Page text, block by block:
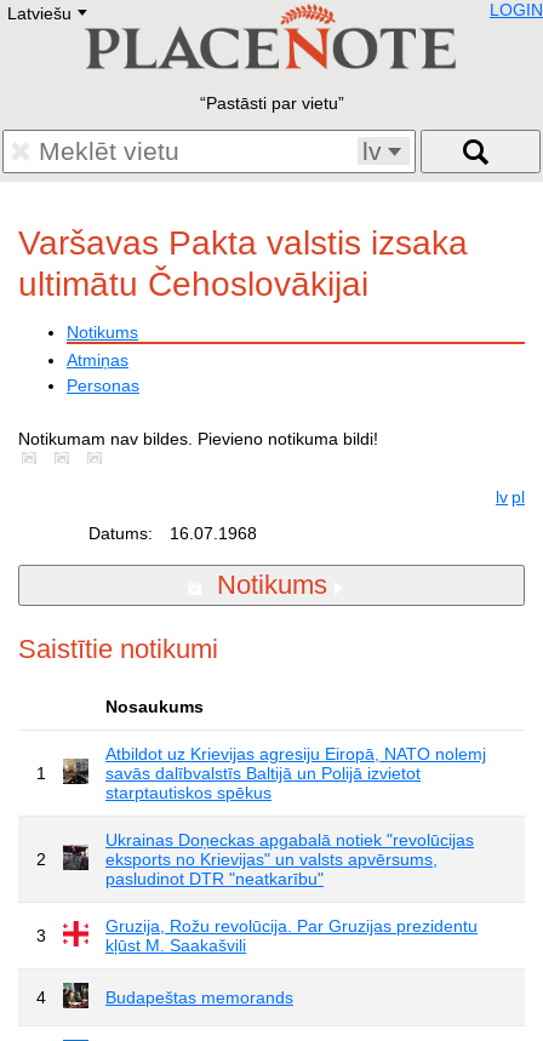
Latviešu E
Deutsch
Francais
Polski
Eestikeelne
LOGIN
Pastāsti par vietu
lv
Varšavas Pakta valstis izsaka
ultimātu Čehoslovākijai
Notikums
Atmiņas
Personas
Notikumam nav bildes. Pievieno notikuma bildi!
lv pl
Datums:
16.07.1968
Notikums
Saistītie notikumi
Nosaukums
1
Atbildot uz Krievijas agresiju Eiropā, NATO nolemj
savās dalībvalstīs Baltijā un Polijā izvietot
starptautiskos spēkus
2
Ukrainas Doņeckas apgabalā notiek "revolūcijas
eksports no Krievijas" un valsts apvērsums,
pasludinot DTR "neatkarību"
3
Gruzija, Rožu revolūcija. Par Gruzijas prezidentu
kļūst M. Saakašvili
4 Budapeštas memorands